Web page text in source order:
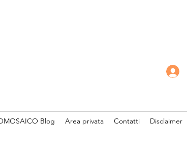
Blog Area privata Contatti Disclaimer